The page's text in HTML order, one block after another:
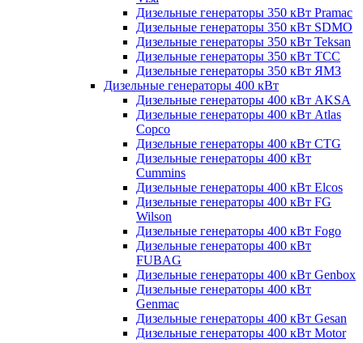
Дизельные генераторы 350 кВт Pramac
Дизельные генераторы 350 кВт SDMO
Дизельные генераторы 350 кВт Teksan
Дизельные генераторы 350 кВт ТСС
Дизельные генераторы 350 кВт ЯМЗ
Дизельные генераторы 400 кВт
Дизельные генераторы 400 кВт AKSA
Дизельные генераторы 400 кВт Atlas
Copco
Дизельные генераторы 400 кВт CTG
Дизельные генераторы 400 кВт
Cummins
Дизельные генераторы 400 кВт Elcos
Дизельные генераторы 400 кВт FG
Wilson
Дизельные генераторы 400 кВт Fogo
Дизельные генераторы 400 кВт
FUBAG
Дизельные генераторы 400 кВт Genbox
Дизельные генераторы 400 кВт
Genmac
Дизельные генераторы 400 кВт Gesan
Дизельные генераторы 400 кВт Motor